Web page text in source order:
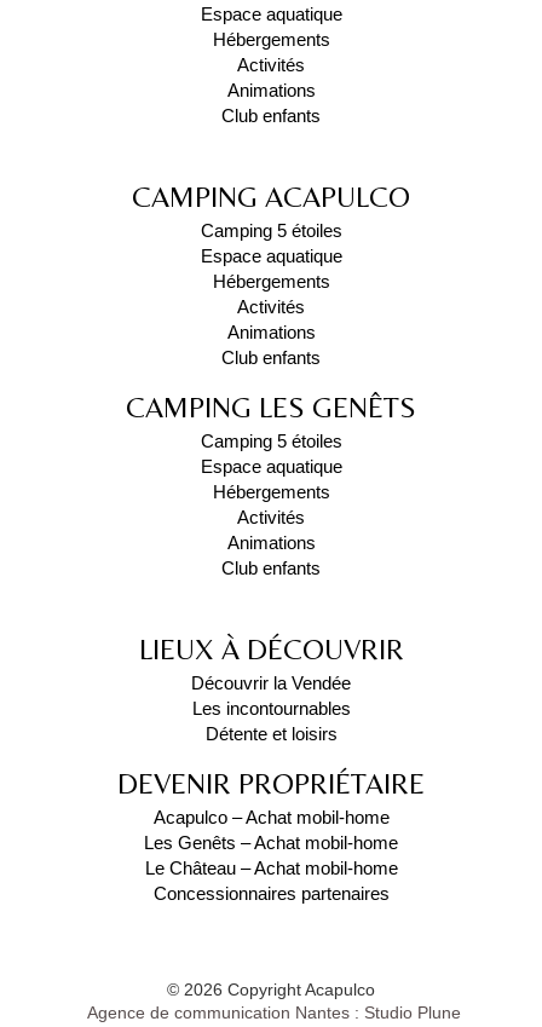
Espace aquatique
Hébergements
Activités
Animations
Club enfants
CAMPING ACAPULCO
Camping 5 étoiles
Espace aquatique
Hébergements
Activités
Animations
Club enfants
CAMPING LES GENÊTS
Camping 5 étoiles
Espace aquatique
Hébergements
Activités
Animations
Club enfants
LIEUX À DÉCOUVRIR
Découvrir la Vendée
Les incontournables
Détente et loisirs
DEVENIR PROPRIÉTAIRE
Acapulco – Achat mobil-home
Les Genêts – Achat mobil-home
Le Château – Achat mobil-home
Concessionnaires partenaires
© 2026 Copyright Acapulco
Agence de communication Nantes : Studio Plune